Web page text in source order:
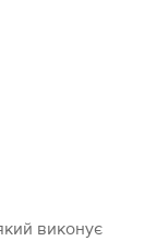
виконує